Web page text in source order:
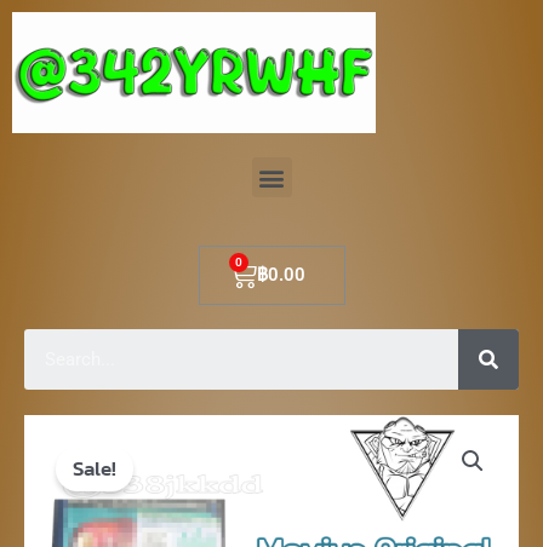
Skip
to
content
Menu
฿0.00
Cart
Sale! price
was: